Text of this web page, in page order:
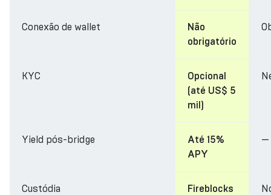
Conexão de wallet
Não
obrigatório
KYC
Opcional
(até US$ 5
mil)
Yield pós-bridge
Até 15%
APY
—
Custódia Fireblocks